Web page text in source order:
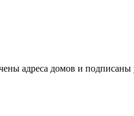
адреса домов и